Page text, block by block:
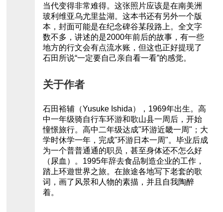
当代变得非常难得。这张照片应该是在南美洲
玻利维亚乌尤里盐湖。这本书还有另外一个版
本，封面可能是在纪念碑谷某段路上。全文字
数不多，讲述的是2000年前后的故事，有一些
地方的行文会有点流水账，但这也正好提现了
石田所说“一定要自己亲自看一看”的感觉。
关于作者
石田裕辅（Yusuke Ishida），1969年出生。高
中一年级骑自行车环游和歌山县一周后，开始
憧憬旅行。高中二年级达成"环游近畿一周"；大
学时休学一年，完成"环游日本一周"。毕业后成
为一个普普通通的职员，甚至身体还不怎么好
（尿血）。1995年辞去食品制造企业的工作，
踏上环遊世界之旅。在旅途各地写下老套的歌
词，画了风景和人物的素描，并且自我陶醉
着。